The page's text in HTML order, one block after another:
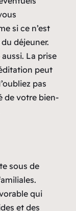
si ce n’est
déjeuner.
La prise
peut
pas
de votre bien-
sous de
qui
et des